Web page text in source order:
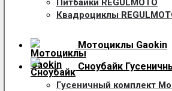
Питбайки REGULMOTO
Квадроциклы
Мотоциклы Gaokin
Сноубайк
Гусеничный комплект